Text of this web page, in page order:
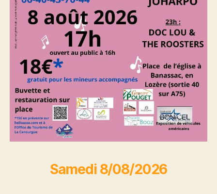
Samedi 8/08/2026